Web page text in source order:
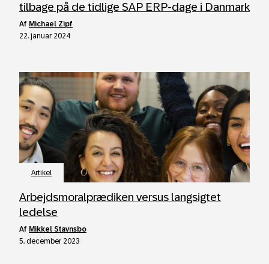
tilbage på de tidlige SAP ERP-dage i Danmark
af Michael Zipf
22. januar 2024
Artikel
Arbejdsmoralprædiken versus langsigtet
ledelse
af Mikkel Stavnsbo
5. december 2023